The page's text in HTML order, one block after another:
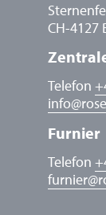
CH-4127
Telefon
info@
Furnier
Telefon
furnier@